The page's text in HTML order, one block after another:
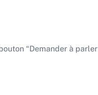
“Demander à